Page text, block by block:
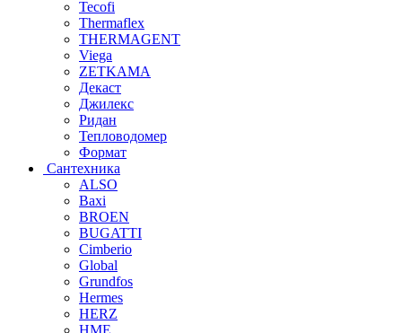
Tecofi
Thermaflex
THERMAGENT
Viega
ZETKAMA
Декаст
Джилекс
Ридан
Тепловодомер
Формат
Сантехника
ALSO
Baxi
BROEN
BUGATTI
Cimberio
Global
Grundfos
Hermes
HERZ
HME